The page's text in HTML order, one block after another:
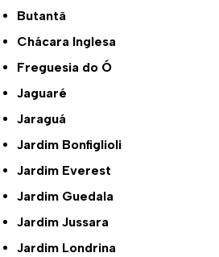
Butantã
Chácara Inglesa
Freguesia do Ó
Jaguaré
Jaraguá
Jardim Bonfiglioli
Jardim Everest
Jardim Guedala
Jardim Jussara
Jardim Londrina